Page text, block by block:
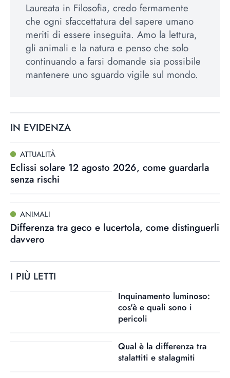
Laureata in Filosofia, credo fermamente
che ogni sfaccettatura del sapere umano
meriti di essere inseguita. Amo la lettura,
gli animali e la natura e penso che solo
continuando a farsi domande sia possibile
mantenere uno sguardo vigile sul mondo.
IN EVIDENZA
ATTUALITÀ
Eclissi solare 12 agosto 2026, come guardarla
senza rischi
ANIMALI
Differenza tra geco e lucertola, come distinguerli
davvero
I PIÙ LETTI
Inquinamento luminoso:
cos'è e quali sono i
pericoli
Qual è la differenza tra
stalattiti e stalagmiti